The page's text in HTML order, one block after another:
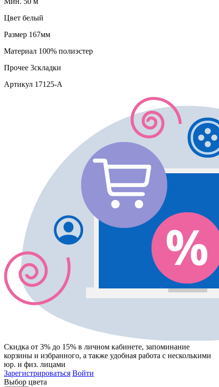
Цвет белый
Размер 167мм
Материал 100% полиэстер
Прочее 3складки
Артикул 17125-A
Скидка от 3% до 15% в личном кабинете, запоминание
корзины и избранного, а также удобная работа с несколькими
юр. и физ. лицами
Зарегистрироваться Войти
Выбор цвета